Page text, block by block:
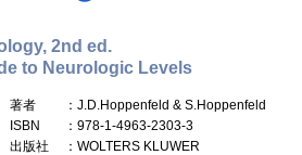
2nd ed.
to Neurologic Levels
著者
：J.D.Hoppenfeld & S.Hoppenfeld
ISBN
：978-1-4963-2303-3
出版社
：WOLTERS KLUWER